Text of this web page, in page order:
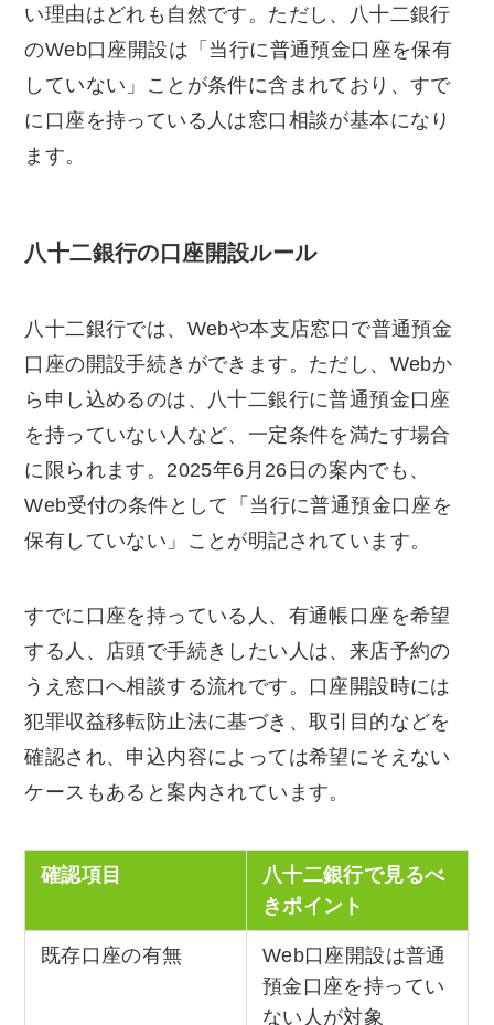
い理由はどれも自然です。ただし、八十二銀行
のWeb口座開設は「当行に普通預金口座を保有
していない」ことが条件に含まれており、すで
に口座を持っている人は窓口相談が基本になり
ます。
八十二銀行の口座開設ルール
八十二銀行では、Webや本支店窓口で普通預金
口座の開設手続きができます。ただし、Webか
ら申し込めるのは、八十二銀行に普通預金口座
を持っていない人など、一定条件を満たす場合
に限られます。2025年6月26日の案内でも、
Web受付の条件として「当行に普通預金口座を
保有していない」ことが明記されています。
すでに口座を持っている人、有通帳口座を希望
する人、店頭で手続きしたい人は、来店予約の
うえ窓口へ相談する流れです。口座開設時には
犯罪収益移転防止法に基づき、取引目的などを
確認され、申込内容によっては希望にそえない
ケースもあると案内されています。
確認項目
八十二銀行で見るべ
きポイント
既存口座の有無
Web口座開設は普通
預金口座を持ってい
ない人が対象